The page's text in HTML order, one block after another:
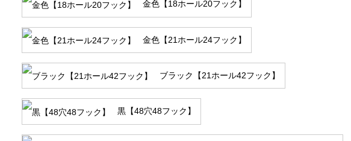
金色【18ホール20フック】
金色【21ホール24フック】
ブラック【21ホール42フック】
黒【48穴48フック】